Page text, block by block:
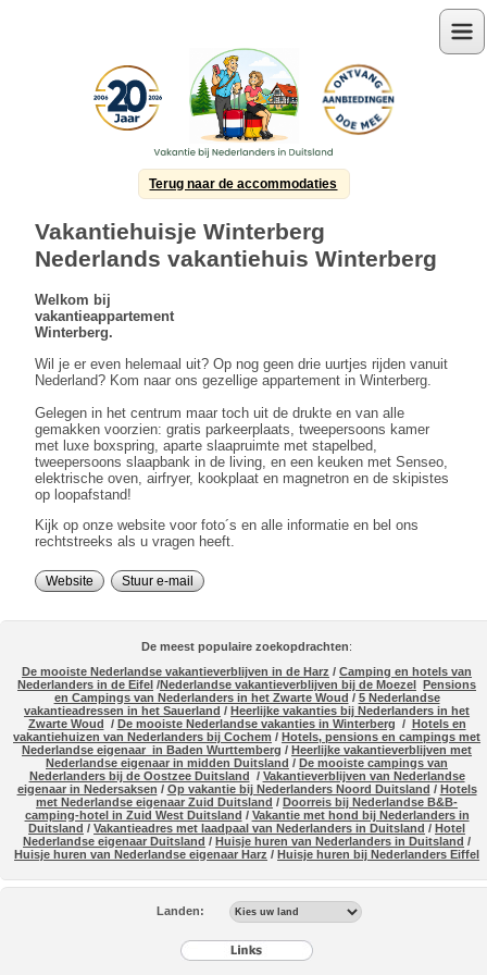
Menu
Terug naar de accommodaties
Vakantiehuisje Winterberg
Nederlands vakantiehuis Winterberg
Welkom bij
vakantieappartement
Winterberg.
Wil je er even helemaal uit? Op nog geen drie uurtjes rijden vanuit
Nederland? Kom naar ons gezellige appartement in Winterberg.
Gelegen in het centrum maar toch uit de drukte en van alle
gemakken voorzien: gratis parkeerplaats, tweepersoons kamer
met luxe boxspring, aparte slaapruimte met stapelbed,
tweepersoons slaapbank in de living, en een keuken met Senseo,
elektrische oven, airfryer, kookplaat en magnetron en de skipistes
op loopafstand!
Kijk op onze website voor foto´s en alle informatie en bel ons
rechtstreeks als u vragen heeft.
Website Stuur e-mail
De meest populaire zoekopdrachten:
De mooiste Nederlandse vakantieverblijven in de Harz /Camping en hotels van
Nederlanders in de Eifel /Nederlandse vakantieverblijven bij de Moezel
Pensions
en Campings van Nederlanders in het Zwarte Woud / 5 Nederlandse
vakantieadressen in het Sauerland / Heerlijke vakanties bij Nederlanders in het
Zwarte Woud
/ De mooiste Nederlandse vakanties in Winterberg /
Hotels en
vakantiehuizen van Nederlanders bij Cochem / Hotels, pensions en campings met
Nederlandse eigenaar in Baden Wurttemberg / Heerlijke vakantieverblijven met
Nederlandse eigenaar in midden Duitsland / De mooiste campings van
Nederlanders bij de Oostzee Duitsland
/ Vakantieverblijven van Nederlandse
eigenaar in Nedersaksen / Op vakantie bij Nederlanders Noord Duitsland / Hotels
met Nederlandse eigenaar Zuid Duitsland / Doorreis bij Nederlandse B&B-
camping-hotel in Zuid West Duitsland / Vakantie met hond bij Nederlanders in
Duitsland /Vakantieadres met laadpaal van Nederlanders in Duitsland / Hotel
Nederlandse eigenaar Duitsland / Huisje huren van Nederlanders in Duitsland /
Huisje huren van Nederlandse eigenaar Harz / Huisje huren bij Nederlanders Eiffel
Landen: